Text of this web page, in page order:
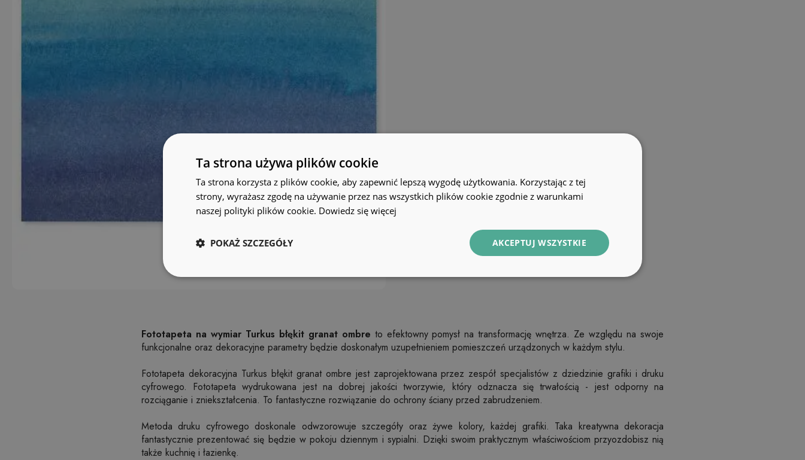
Fototapeta na wymiar Turkus błękit granat ombre to efektowny pomysł na transformację wnętrza. Ze względu na swoje
funkcjonalne oraz dekoracyjne parametry będzie doskonałym uzupełnieniem pomieszczeń urządzonych w każdym stylu.
Fototapeta dekoracyjna Turkus błękit granat ombre jest zaprojektowana przez zespół specjalistów z dziedzinie grafiki i druku
cyfrowego. Fototapeta wydrukowana jest na dobrej jakości tworzywie, który odznacza się trwałością - jest odporny na
rozciąganie i zniekształcenia. To fantastyczne rozwiązanie do ochrony ściany przed zabrudzeniem.
Metoda druku cyfrowego doskonale odwzorowuje szczegóły oraz żywe kolory, każdej grafiki. Taka kreatywna dekoracja
fantastycznie prezentować się będzie w pokoju dziennym i sypialni. Dzięki swoim praktycznym właściwościom przyozdobisz nią
także kuchnię i łazienkę.
Ta strona używa plików cookie
Ta strona korzysta z plików cookie, aby zapewnić lepszą wygodę użytkowania. Korzystając z tej
strony, wyrażasz zgodę na używanie przez nas wszystkich plików cookie zgodnie z warunkami
naszej polityki plików cookie. Dowiedz się więcej
AKCEPTUJ WSZYSTKIE
POKAŻ SZCZEGÓŁY